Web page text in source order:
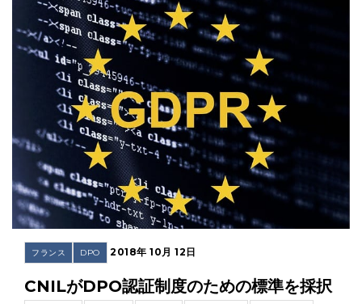
フランス DPO 2018年 10月 12日
CNILがDPO認証制度のための標準を採択